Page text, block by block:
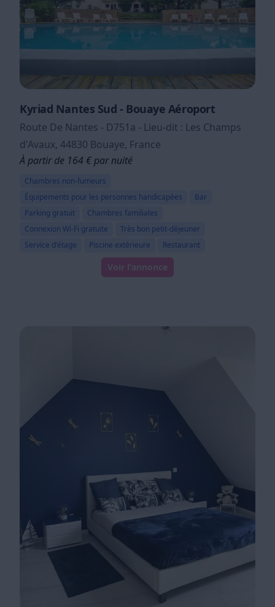
Kyriad Nantes Sud - Bouaye Aéroport
Route De Nantes - D751a - Lieu-dit : Les Champs
d'Avaux, 44830 Bouaye, France
À partir de 164 € par nuité
Chambres non-fumeurs
Équipements pour les personnes handicapées
Bar
Parking gratuit
Chambres familiales
Connexion Wi-Fi gratuite
Très bon petit-déjeuner
Service d'étage
Piscine extérieure Restaurant
Voir l'annonce